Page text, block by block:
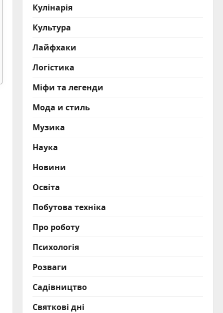
Кулінарія
Культура
Лайфхаки
Логістика
Міфи та легенди
Мода и стиль
Музика
Наука
Новини
Освіта
Побутова техніка
Про роботу
Психологія
Розваги
Садівництво
Святкові дні